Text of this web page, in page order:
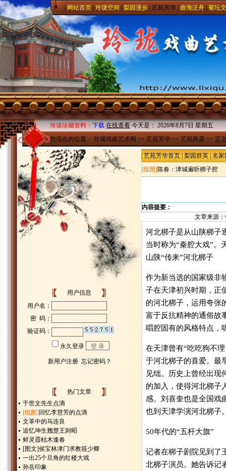
网站首页 玲珑空间 梨园漫步 艺苑芳华 曲海泛舟 菊坛
玲珑珍藏资料：下载 在线查看今天是：2026年8月7日 星期五
您现在的位置：玲珑戏曲艺术网>>艺苑芳华>>艺苑风景>> 正
用户信息
热门文章
于世文先生点滴
[组图] 回忆李慧芳的点滴
文革中的马连良
追忆坤生翘楚王则昭
鲜灵霞枯木逢春
[图文]侯宝林津门求教筱少卿
一出25个旦角的红楼大戏
孙岳印象
艺苑芳华首页 梨园群英 名
[组图]陈春：津城遍听梆子腔
内容提要：
文章来源：
河北梆子是从山陕梆子
当时称为“秦腔大戏”。
山陕“传来”河北梆子
作为新当选的国家级非
子在天津初兴时期，正
的河北梆子，运用夸张
富于反抗精神的通俗故
唱腔固有的风格特点，
在天津曾有“吃吃狗不
于河北梆子的喜爱。最
见绌。历史上曾经出现
的加入，使得河北梆子
感。刘喜奎也是全国戏
也到天津学演河北梆子
50年代的“五杆大旗”
记者在梆子剧院见到了
北梆子演员。她告诉记